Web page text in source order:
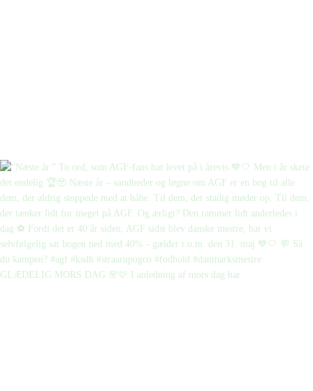
GLÆDELIG MORS DAG 🌸🩷 I anledning af mors dag har